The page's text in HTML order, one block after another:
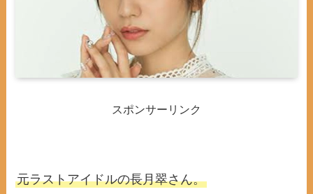
スポンサーリンク
元ラストアイドルの長月翠さん。